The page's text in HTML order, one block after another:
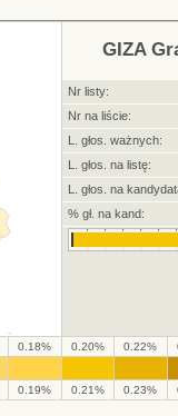
GIZA
Nr listy:
Nr na liście:
L. głos. ważnych:
L. głos. na listę:
L. głos. na
% gł. na kand:
0.18% 0.20% 0.22%
0.19% 0.21% 0.23%